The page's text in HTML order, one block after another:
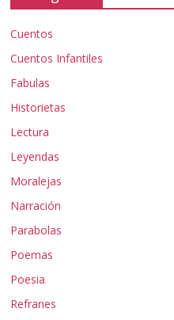
Cuentos
Cuentos Infantiles
Fabulas
Historietas
Lectura
Leyendas
Moralejas
Narración
Parabolas
Poemas
Poesia
Refranes